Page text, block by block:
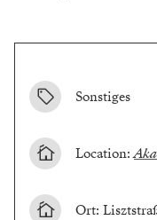
Sonstiges
Location:
Ort: